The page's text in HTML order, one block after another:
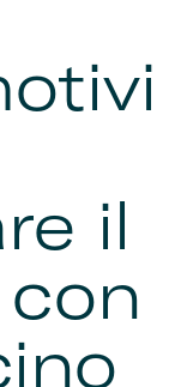
il